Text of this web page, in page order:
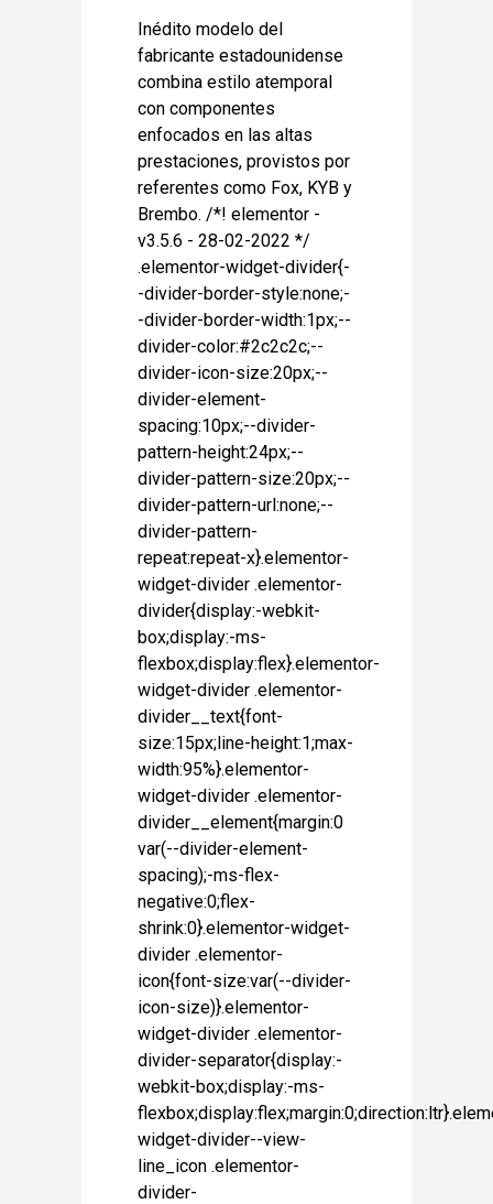
Inédito modelo del
fabricante estadounidense
combina estilo atemporal
con componentes
enfocados en las altas
prestaciones, provistos por
referentes como Fox, KYB y
Brembo. /*! elementor -
v3.5.6 - 28-02-2022 */
.elementor-widget-divider{-
-divider-border-style:none;-
-divider-border-width:1px;--
divider-color:#2c2c2c;--
divider-icon-size:20px;--
divider-element-
spacing:10px;--divider-
pattern-height:24px;--
divider-pattern-size:20px;--
divider-pattern-url:none;--
divider-pattern-
repeat:repeat-x}.elementor-
widget-divider .elementor-
divider{display:-webkit-
box;display:-ms-
flexbox;display:flex}.elementor-
widget-divider .elementor-
divider__text{font-
size:15px;line-height:1;max-
width:95%}.elementor-
widget-divider .elementor-
divider__element{margin:0
var(--divider-element-
spacing);-ms-flex-
negative:0;flex-
shrink:0}.elementor-widget-
divider .elementor-
icon{font-size:var(--divider-
icon-size)}.elementor-
widget-divider .elementor-
divider-separator{display:-
webkit-box;display:-ms-
widget-divider--view-
line_icon .elementor-
divider-